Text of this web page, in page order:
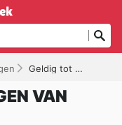
Geldig tot 21/07/2026
VAN